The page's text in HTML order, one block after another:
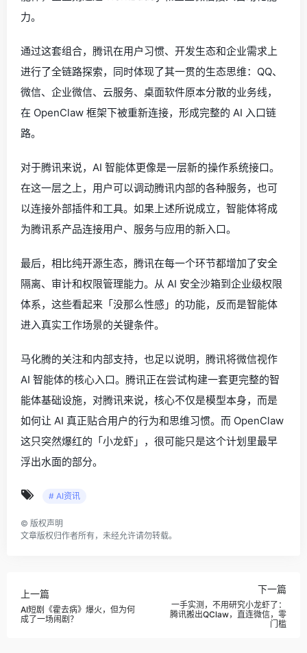
力。
通过这套组合，腾讯在用户习惯、开发生态和企业需求上
进行了全链路探索，同时体现了其一贯的生态思维：QQ、
微信、企业微信、云服务、桌面软件原本分散的业务线，
在 OpenClaw 框架下被重新连接，形成完整的 AI 入口链
路。
对于腾讯来说，AI 智能体更像是一层新的操作系统接口。
在这一层之上，用户可以调动腾讯内部的各种服务，也可
以连接外部插件和工具。如果上述所说成立，智能体将成
为腾讯系产品连接用户、服务与应用的新入口。
最后，相比纯开源生态，腾讯在每一个环节都增加了安全
隔离、审计和权限管理能力。从 AI 安全沙箱到企业级权限
体系，这些看起来「没那么性感」的功能，反而是智能体
进入真实工作场景的关键条件。
马化腾的关注和内部支持，也足以说明，腾讯将微信视作
AI 智能体的核心入口。腾讯正在尝试构建一套更完整的智
能体基础设施，对腾讯来说，核心不仅是模型本身，而是
如何让 AI 真正贴合用户的行为和思维习惯。而 OpenClaw
这只突然爆红的「小龙虾」，很可能只是这个计划里最早
浮出水面的部分。
# AI资讯
© 版权声明
文章版权归作者所有，未经允许请勿转载。
上一篇
AI短剧《霍去病》爆火，但为何
成了一场闹剧？
下一篇
一手实测，不用研究小龙虾了：
腾讯搬出QClaw，直连微信，零
门槛